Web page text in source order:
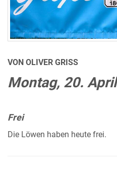
VON OLIVER GRISS
Montag, 20. April
Frei
Die Löwen haben heute frei.